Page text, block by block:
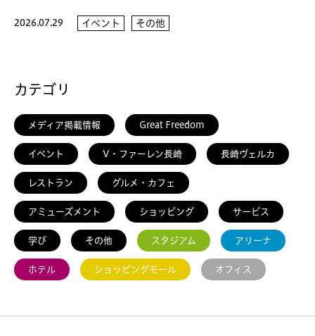
2026.07.29 イベント その他
カテゴリ
メディア掲載情報 Great Freedom
イベント V・ファーレン長崎 長崎ヴェルカ
レストラン グルメ・カフェ
アミューズメント ショッピング サービス
学び その他 スタジアム アリーナ
ホテル ショッピングモール オフィス